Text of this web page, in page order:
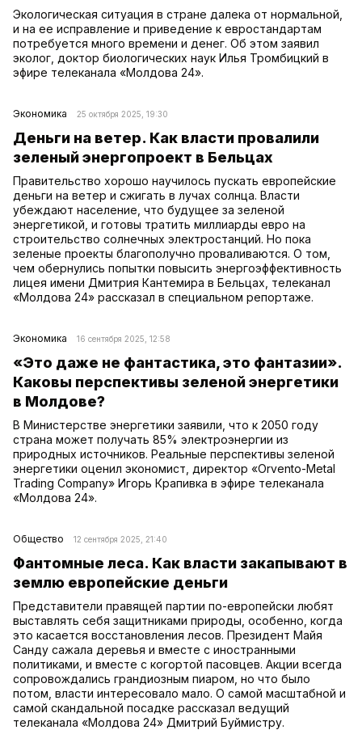
Экологическая ситуация в стране далека от нормальной,
и на ее исправление и приведение к евростандартам
потребуется много времени и денег. Об этом заявил
эколог, доктор биологических наук Илья Тромбицкий в
эфире телеканала «Молдова 24».
Экономика 25 октября 2025, 19:30
Деньги на ветер. Как власти провалили
зеленый энергопроект в Бельцах
Правительство хорошо научилось пускать европейские
деньги на ветер и сжигать в лучах солнца. Власти
убеждают население, что будущее за зеленой
энергетикой, и готовы тратить миллиарды евро на
строительство солнечных электростанций. Но пока
зеленые проекты благополучно проваливаются. О том,
чем обернулись попытки повысить энергоэффективность
лицея имени Дмитрия Кантемира в Бельцах, телеканал
«Молдова 24» рассказал в специальном репортаже.
Экономика 16 сентября 2025, 12:58
«Это даже не фантастика, это фантазии».
Каковы перспективы зеленой энергетики
в Молдове?
В Министерстве энергетики заявили, что к 2050 году
страна может получать 85% электроэнергии из
природных источников. Реальные перспективы зеленой
энергетики оценил экономист, директор «Orvento-Metal
Trading Company» Игорь Крапивка в эфире телеканала
«Молдова 24».
Общество 12 сентября 2025, 21:40
Фантомные леса. Как власти закапывают в
землю европейские деньги
Представители правящей партии по-европейски любят
выставлять себя защитниками природы, особенно, когда
это касается восстановления лесов. Президент Майя
Санду сажала деревья и вместе с иностранными
политиками, и вместе с когортой пасовцев. Акции всегда
сопровождались грандиозным пиаром, но что было
потом, власти интересовало мало. О самой масштабной и
самой скандальной посадке рассказал ведущий
телеканала «Молдова 24» Дмитрий Буймистру.